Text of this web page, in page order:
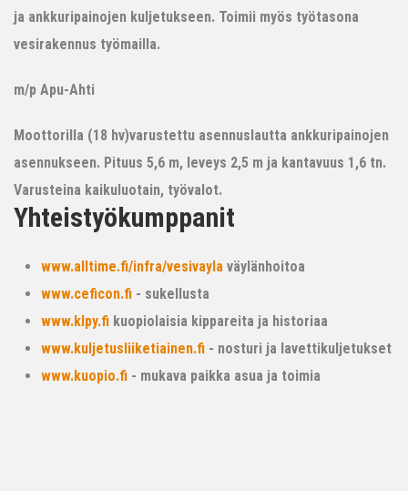
ja ankkuripainojen kuljetukseen. Toimii myös työtasona
vesirakennus työmailla.
m/p Apu-Ahti
Moottorilla (18 hv)varustettu asennuslautta ankkuripainojen
asennukseen. Pituus 5,6 m, leveys 2,5 m ja kantavuus 1,6 tn.
Varusteina kaikuluotain, työvalot.
Yhteistyökumppanit
www.alltime.fi/infra/vesivayla väylänhoitoa
www.ceficon.fi - sukellusta
www.klpy.fi kuopiolaisia kippareita ja historiaa
www.kuljetusliiketiainen.fi - nosturi ja lavettikuljetukset
www.kuopio.fi - mukava paikka asua ja toimia